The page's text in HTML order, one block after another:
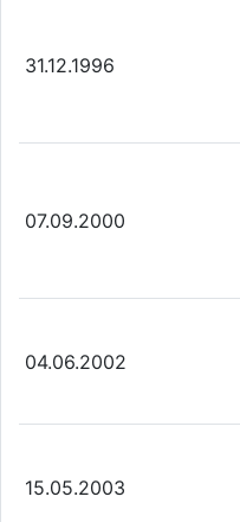
31.12.1996
07.09.2000
04.06.2002
15.05.2003